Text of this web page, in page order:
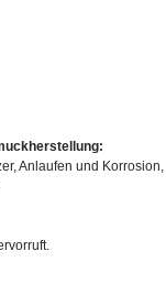
Anlaufen und Korrosion,